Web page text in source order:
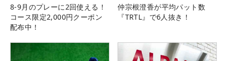
8-9月のプレーに2回使える！
コース限定2,000円クーポン
配布中！
仲宗根澄香が平均パット数
『TRTL』で6人抜き！